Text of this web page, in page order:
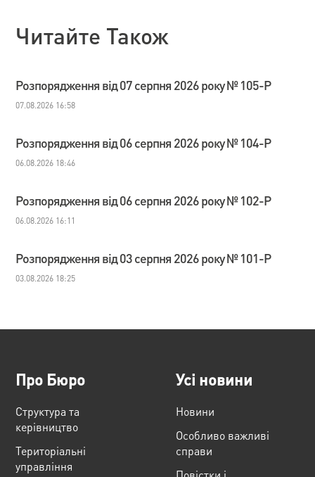
Читайте Також
Розпорядження від 07 серпня 2026 року № 105-Р
07.08.2026 16:58
Розпорядження від 06 серпня 2026 року № 104-Р
06.08.2026 18:46
Розпорядження від 06 серпня 2026 року № 102-Р
06.08.2026 16:11
Розпорядження від 03 серпня 2026 року № 101-Р
03.08.2026 18:25
Про Бюро
Структура та
керівництво
Територіальні
управління
Усі новини
Новини
Особливо важливі
справи